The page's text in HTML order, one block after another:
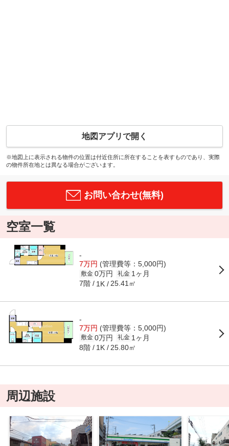
地図アプリで開く
※地図上に表示される物件の位置は付近住所に所在することを表すものであり、実際
の物件所在地とは異なる場合がございます。
お問い合わせ(無料)
空室一覧
-
7万円 (管理費等：5,000円)
敷金 0万円 礼金 1ヶ月
7階 1K 25.41㎡
-
7万円 (管理費等：5,000円)
敷金 0万円 礼金 1ヶ月
8階 1K 25.80㎡
周辺施設